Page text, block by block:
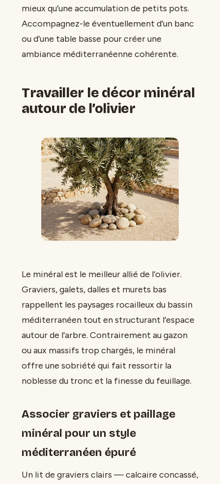
mieux qu’une accumulation de petits pots.
Accompagnez-le éventuellement d’un banc
ou d’une table basse pour créer une
ambiance méditerranéenne cohérente.
Travailler le décor minéral
autour de l’olivier
Le minéral est le meilleur allié de l’olivier.
Graviers, galets, dalles et murets bas
rappellent les paysages rocailleux du bassin
méditerranéen tout en structurant l’espace
autour de l’arbre. Contrairement au gazon
ou aux massifs trop chargés, le minéral
offre une sobriété qui fait ressortir la
noblesse du tronc et la finesse du feuillage.
Associer graviers et paillage
minéral pour un style
méditerranéen épuré
Un lit de graviers clairs — calcaire concassé,